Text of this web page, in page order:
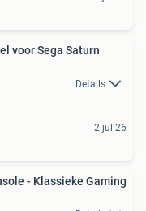
voor Sega Saturn
Details
2 jul 26
- Klassieke Gaming